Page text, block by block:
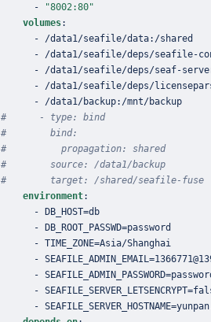
-
"8002:80"
volumes:
- /data1/seafile/data:
- /data1/seafile/deps/seafile-
- /data1/seafile/deps/seaf-
- /data1/seafile/deps/
- /data1/backup:
#      - type: bind
#        bind:
#          propagation: shared
#        source: /data1/backup
#        target: /shared/seafile-fuse
environment:
-
-
-
-
-
-
-